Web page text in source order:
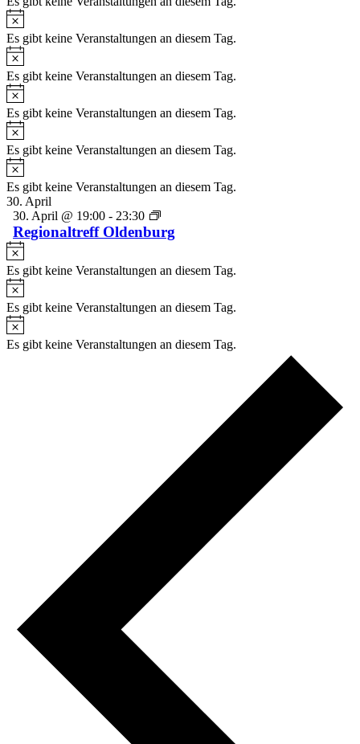
Hinweis
Es gibt keine Veranstaltungen an diesem Tag.
Hinweis
Es gibt keine Veranstaltungen an diesem Tag.
Hinweis
Es gibt keine Veranstaltungen an diesem Tag.
Hinweis
Es gibt keine Veranstaltungen an diesem Tag.
Hinweis
Es gibt keine Veranstaltungen an diesem Tag.
30. April
30. April @ 19:00 - 23:30
Regionaltreff Oldenburg
Hinweis
Es gibt keine Veranstaltungen an diesem Tag.
Hinweis
Es gibt keine Veranstaltungen an diesem Tag.
Hinweis
Es gibt keine Veranstaltungen an diesem Tag.